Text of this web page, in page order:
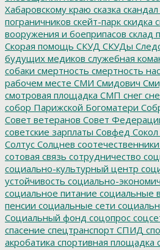
Хабаровскому краю сказка скандал
пограничников скейт-парк скидка
вооружения и боеприпасов склад
Скорая помощь СКУД СКУДы
будущих медиков служебная
собаки смертность смертность
рабочем месте СМИ Смидович
смотровая площадка СМП снег
собор Парижской Богоматери
Совет ветеранов Совет
советские зарплаты Совфед Сокол
Солтус Солцнев соотечественники
сотовая связь сотрудничество
социально-культурный центр
устойчивость социально-
социальное питание социальные
пенсии социальные сети
Социальный фонд соцопрос
спасение спецтранспорт СПИД
акробатика спортивная площадка